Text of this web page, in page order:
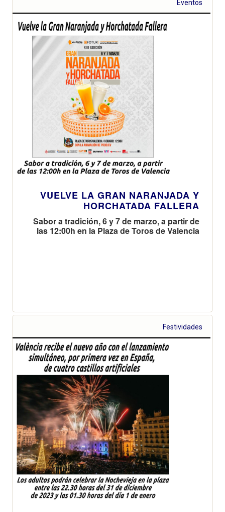
Eventos
VUELVE LA GRAN NARANJADA Y
HORCHATADA FALLERA
Sabor a tradición, 6 y 7 de marzo, a partir de
las 12:00h en la Plaza de Toros de Valencia
Festividades